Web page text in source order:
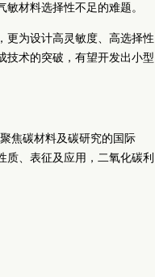
材料选择性不足的难题。
更为设计高灵敏度、高选择性
技术的突破，有望开发出小型
聚焦碳材料及碳研究的国际
、表征及应用，二氧化碳利